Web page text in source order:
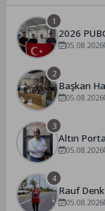
1
2026
Başlıyor
05.08.2026
2
Başkan
Salonu Yıl
05.08.2026
3
Altın
05.08.2026
4
Rauf
05.08.2026